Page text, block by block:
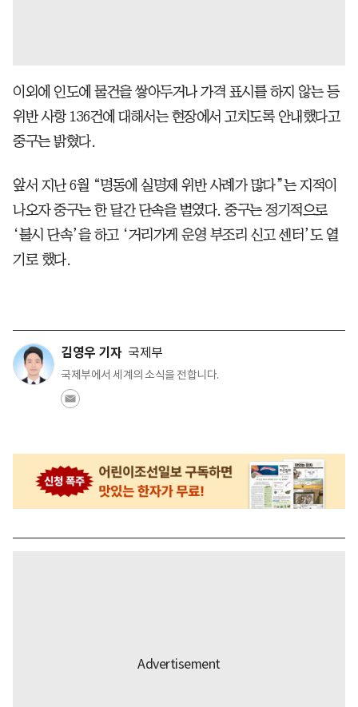
이외에 인도에 물건을 쌓아두거나 가격 표시를 하지 않는 등
위반 사항 136건에 대해서는 현장에서 고치도록 안내했다고
중구는 밝혔다.
앞서 지난 6월 “명동에 실명제 위반 사례가 많다”는 지적이
나오자 중구는 한 달간 단속을 벌였다. 중구는 정기적으로
‘불시 단속’을 하고 ‘거리가게 운영 부조리 신고 센터’도 열
기로 했다.
김영우 기자 국제부
국제부에서 세계의 소식을 전합니다.